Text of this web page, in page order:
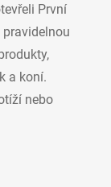
První
a koní.
nebo